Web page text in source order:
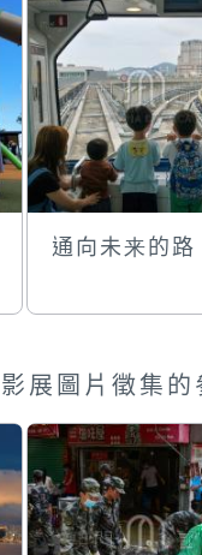
通向未来的路